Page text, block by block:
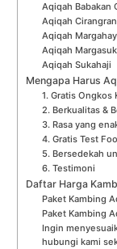
Aqiqah Babakan
Aqiqah
Aqiqah
Aqiqah
Aqiqah Sukahaji
Mengapa Harus
1. Gratis Ongkos
2. Berkualitas &
3. Rasa yang
4. Gratis Test
5. Bersedekah
6. Testimoni
Daftar Harga
Paket Kambing
Paket Kambing
Ingin
hubungi kami